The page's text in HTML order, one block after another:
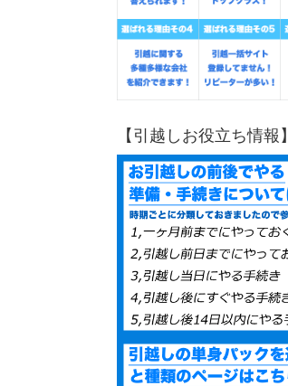
【引越しお役立ち情報】